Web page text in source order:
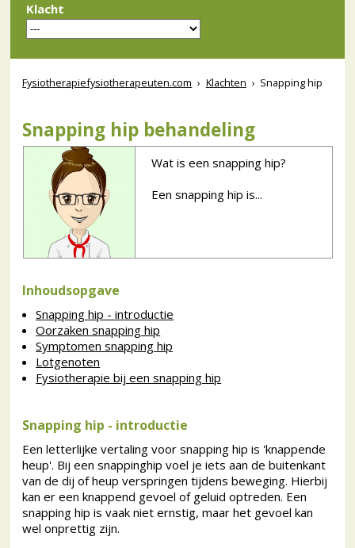
Klacht
Fysiotherapiefysiotherapeuten.com › Klachten › Snapping hip
Snapping hip behandeling
Wat is een snapping hip?
Een snapping hip is...
Inhoudsopgave
Snapping hip - introductie
Oorzaken snapping hip
Symptomen snapping hip
Lotgenoten
Fysiotherapie bij een snapping hip
Snapping hip - introductie
Een letterlijke vertaling voor snapping hip is 'knappende
heup'. Bij een snappinghip voel je iets aan de buitenkant
van de dij of heup verspringen tijdens beweging. Hierbij
kan er een knappend gevoel of geluid optreden. Een
snapping hip is vaak niet ernstig, maar het gevoel kan
wel onprettig zijn.